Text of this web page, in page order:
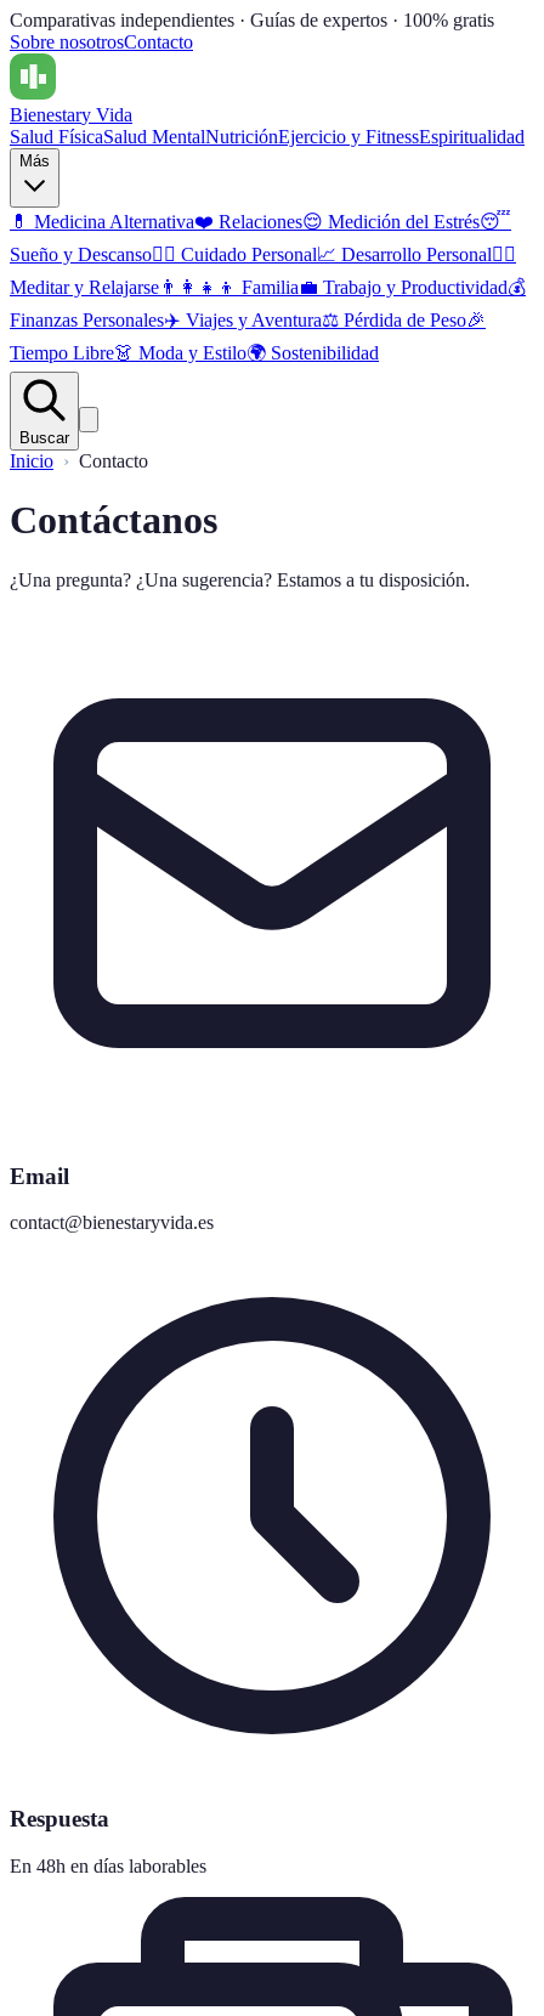
Comparativas independientes · Guías de expertos · 100% gratis
Sobre nosotrosContacto
Bienestary Vida
Salud FísicaSalud MentalNutriciónEjercicio y FitnessEspiritualidad
Más
💊 Medicina Alternativa❤️ Relaciones😌 Medición del Estrés😴
Sueño y Descanso🧖‍♀️ Cuidado Personal📈 Desarrollo Personal🧘‍♂️
Meditar y Relajarse 👨‍👩‍👧‍👦 Familia💼 Trabajo y Productividad💰
Finanzas Personales✈️ Viajes y Aventura⚖️ Pérdida de Peso🎉
Tiempo Libre👗 Moda y Estilo🌍 Sostenibilidad
Buscar
Inicio Contacto
Contáctanos
¿Una pregunta? ¿Una sugerencia? Estamos a tu disposición.
Email
contact@bienestaryvida.es
Respuesta
En 48h en días laborables